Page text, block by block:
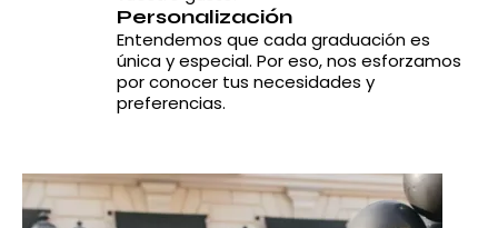
Personalización
Entendemos que cada graduación es
única y especial. Por eso, nos esforzamos
por conocer tus necesidades y
preferencias.